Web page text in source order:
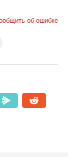
об ошибке